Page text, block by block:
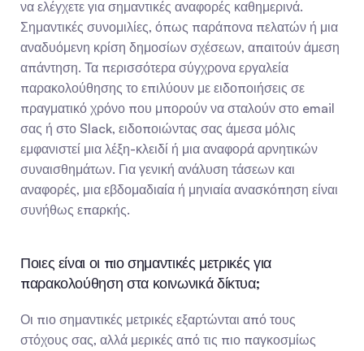
να ελέγχετε για σημαντικές αναφορές καθημερινά.
Σημαντικές συνομιλίες, όπως παράπονα πελατών ή μια
αναδυόμενη κρίση δημοσίων σχέσεων, απαιτούν άμεση
απάντηση. Τα περισσότερα σύγχρονα εργαλεία
παρακολούθησης το επιλύουν με ειδοποιήσεις σε
πραγματικό χρόνο που μπορούν να σταλούν στο email
σας ή στο Slack, ειδοποιώντας σας άμεσα μόλις
εμφανιστεί μια λέξη-κλειδί ή μια αναφορά αρνητικών
συναισθημάτων. Για γενική ανάλυση τάσεων και
αναφορές, μια εβδομαδιαία ή μηνιαία ανασκόπηση είναι
συνήθως επαρκής.
Ποιες είναι οι πιο σημαντικές μετρικές για
παρακολούθηση στα κοινωνικά δίκτυα;
Οι πιο σημαντικές μετρικές εξαρτώνται από τους
στόχους σας, αλλά μερικές από τις πιο παγκοσμίως